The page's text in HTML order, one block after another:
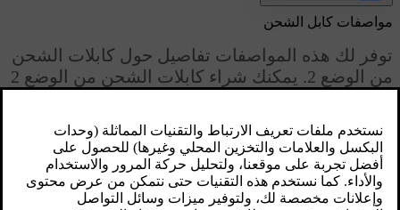
محدّث ٢٥‏/٠٤‏/٢٠٢٤
مواصفات كابل الشحن
توفر لك هذه المواصفات تفاصيل حول كابلات الشحن
من الوضع 2. يمكنك شراء كابلات الشحن من الوضع 2
درجة
الحرارة
المحيطة
من 32 درجة مئوية تحت الصفر إلى 50 درجة مئوية (من
25 درجة فهرنهايت تحت الصفر إلى 122 درجة
فهرنهايت)